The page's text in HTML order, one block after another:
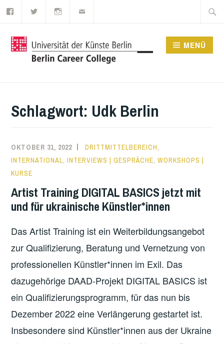
Zum
springen
Suche
COLLEGE
MENÜ
Schlagwort: Udk Berlin
OKTOBER 31, 2022 DRITTMITTELBEREICH,
INTERNATIONAL,INTERVIEWS | GESPRÄCHE,WORKSHOPS |
KURSE
Artist Training DIGITAL BASICS jetzt mit
und für ukrainische Künstler*innen
Das Artist Training ist ein Weiterbildungsangebot
zur Qualifizierung, Beratung und Vernetzung von
professionellen Künstler*innen im Exil. Das
dazugehörige DAAD-Projekt DIGITAL BASICS ist
ein Qualifizierungsprogramm, für das nun bis
Dezember 2022 eine Verlängerung gestartet ist.
Insbesondere sind Künstler*innen aus der Ukraine